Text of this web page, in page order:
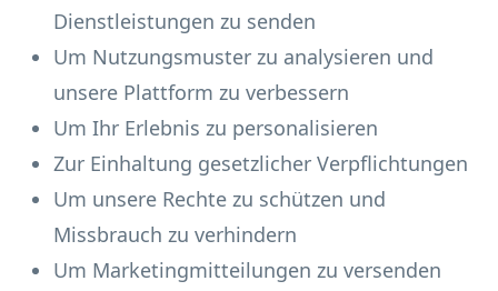
Dienstleistungen zu senden
Um Nutzungsmuster zu analysieren und
unsere Plattform zu verbessern
Um Ihr Erlebnis zu personalisieren
Zur Einhaltung gesetzlicher Verpflichtungen
Um unsere Rechte zu schützen und
Missbrauch zu verhindern
Um Marketingmitteilungen zu versenden